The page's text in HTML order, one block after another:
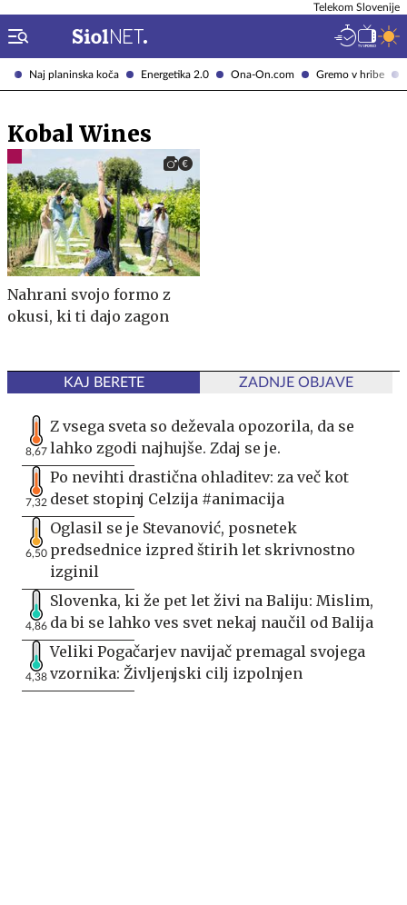
Naj planinska koča Energetika 2.0 Ona-On.com Gremo v hribe
Telekom Slovenije
Kobal Wines
Nahrani svojo formo z
okusi, ki ti dajo zagon
KAJ BERETE ZADNJE OBJAVE
8,67
Z vsega sveta so deževala opozorila, da se
lahko zgodi najhujše. Zdaj se je.
7,32
Po nevihti drastična ohladitev: za več kot
deset stopinj Celzija #animacija
6,50
Oglasil se je Stevanović, posnetek
predsednice izpred štirih let skrivnostno
izginil
4,86
Slovenka, ki že pet let živi na Baliju: Mislim,
da bi se lahko ves svet nekaj naučil od Balija
4,38
Veliki Pogačarjev navijač premagal svojega
vzornika: Življenjski cilj izpolnjen